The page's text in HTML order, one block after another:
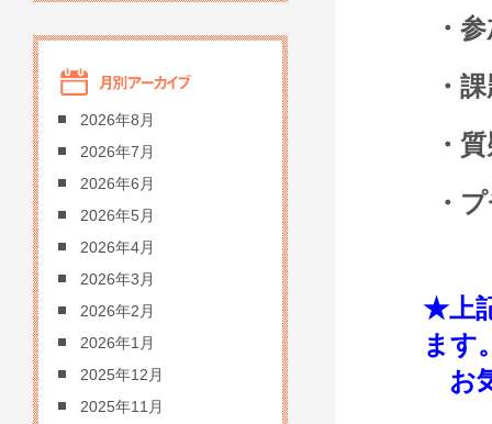
・
・
・
・
★上
ます
お
2026年8月
2026年7月
2026年6月
2026年5月
2026年4月
2026年3月
2026年2月
2026年1月
2025年12月
2025年11月